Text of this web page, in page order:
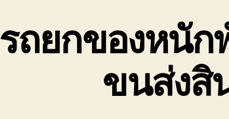
รถยกของหนัก
ขนส่งสิ